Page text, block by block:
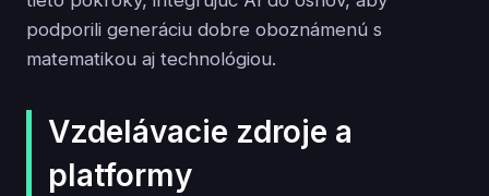
podporili generáciu dobre oboznámenú s
matematikou aj technológiou.
Vzdelávacie zdroje a
platformy